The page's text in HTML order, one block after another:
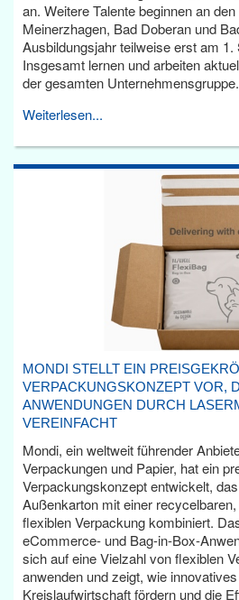
an. Weitere Talente beginnen an
Meinerzhagen, Bad Doberan und
Ausbildungsjahr teilweise erst am 1.
Insgesamt lernen und arbeiten
der gesamten Unternehmensgruppe.
Weiterlesen...
MONDI STELLT EIN
VERPACKUNGSKONZEPT VOR,
ANWENDUNGEN DURCH
VEREINFACHT
Mondi, ein weltweit führender
Verpackungen und Papier, hat ein
Verpackungskonzept entwickelt,
Außenkarton mit einer
flexiblen Verpackung kombiniert.
eCommerce- und Bag-in-Box-
sich auf eine Vielzahl von flexiblen
anwenden und zeigt, wie
Kreislaufwirtschaft fördern und die